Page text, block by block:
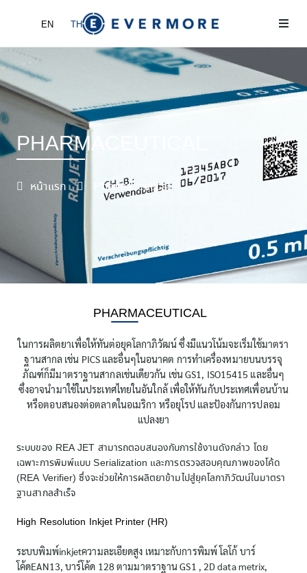
EN TH
หน้าแรก
เกี่ยวกับเรา
ข่าวและกิจกรรม
PHARMACEUTICAL
หน้าแรก Pharmaceutical
PHARMACEUTICAL
ในการผลิตยาเพื่อให้ทันต่อยุคโลกาภิวัฒน์ ซึ่งมีแนวโน้มจะเริ่มใช้มาตรา
ฐานสากล เช่น PICS และอื่นๆในอนาคต การทำเครื่องหมายบนบรรจุ
ภัณฑ์ก็มีมาตราฐานสากลเช่นเดียวกัน เช่น GS1, ISO15415 และอื่นๆ
ซึ่งอาจนำมาใช้ในประเทศไทยในอันใกล้ เพื่อให้ทันกับประเทศเพื่อนบ้าน
หรือตอบสนองต่อตลาดในอเมริกา หรือยุโรป และป้องกันการปลอม
แปลงยา
ระบบของ REA JET สามารถตอบสนองกับการใช้งานดังกล่าว โดย
เฉพาะการพิมพ์แบบ Serialization และการตรวจสอบคุณภาพของโค้ด
(REA Verifier) ซึ่งจะช่วยให้การผลิตยาข้ามไปสู่ยุคโลกาภิวัฒน์ในมาตรา
ฐานสากลสำเร็จ
High Resolution Inkjet Printer (HR)
ระบบพิมพ์inkjetความละเอียดสูง เหมาะกับการพิมพ์ โลโก้ บาร์
โค้ดEAN13, บาร์โค้ด 128 ตามมาตราฐาน GS1 , 2D data metrix,